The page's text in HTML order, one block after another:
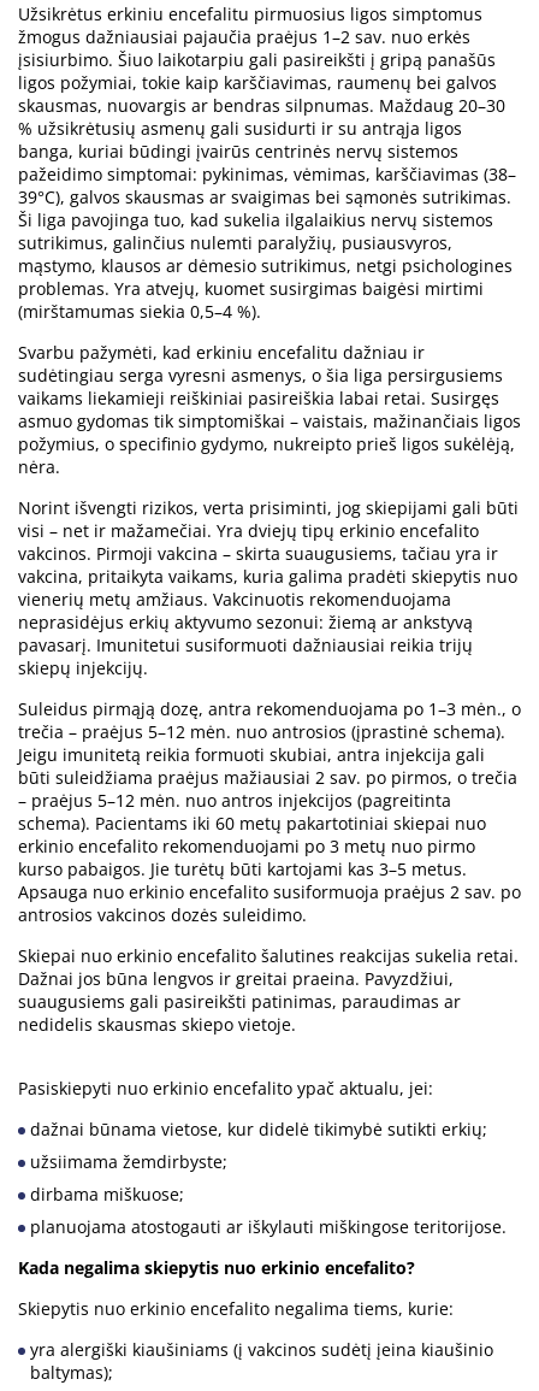
Užsikrėtus erkiniu encefalitu pirmuosius ligos simptomus
žmogus dažniausiai pajaučia praėjus 1–2 sav. nuo erkės
įsisiurbimo. Šiuo laikotarpiu gali pasireikšti į gripą panašūs
ligos požymiai, tokie kaip karščiavimas, raumenų bei galvos
skausmas, nuovargis ar bendras silpnumas. Maždaug 20–30
% užsikrėtusių asmenų gali susidurti ir su antrąja ligos
banga, kuriai būdingi įvairūs centrinės nervų sistemos
pažeidimo simptomai: pykinimas, vėmimas, karščiavimas (38–
39°C), galvos skausmas ar svaigimas bei sąmonės sutrikimas.
Ši liga pavojinga tuo, kad sukelia ilgalaikius nervų sistemos
sutrikimus, galinčius nulemti paralyžių, pusiausvyros,
mąstymo, klausos ar dėmesio sutrikimus, netgi psichologines
problemas. Yra atvejų, kuomet susirgimas baigėsi mirtimi
(mirštamumas siekia 0,5–4 %).
Svarbu pažymėti, kad erkiniu encefalitu dažniau ir
sudėtingiau serga vyresni asmenys, o šia liga persirgusiems
vaikams liekamieji reiškiniai pasireiškia labai retai. Susirgęs
asmuo gydomas tik simptomiškai – vaistais, mažinančiais ligos
požymius, o specifinio gydymo, nukreipto prieš ligos sukėlėją,
nėra.
Norint išvengti rizikos, verta prisiminti, jog skiepijami gali būti
visi – net ir mažamečiai. Yra dviejų tipų erkinio encefalito
vakcinos. Pirmoji vakcina – skirta suaugusiems, tačiau yra ir
vakcina, pritaikyta vaikams, kuria galima pradėti skiepytis nuo
vienerių metų amžiaus. Vakcinuotis rekomenduojama
neprasidėjus erkių aktyvumo sezonui: žiemą ar ankstyvą
pavasarį. Imunitetui susiformuoti dažniausiai reikia trijų
skiepų injekcijų.
Suleidus pirmąją dozę, antra rekomenduojama po 1–3 mėn., o
trečia – praėjus 5–12 mėn. nuo antrosios (įprastinė schema).
Jeigu imunitetą reikia formuoti skubiai, antra injekcija gali
būti suleidžiama praėjus mažiausiai 2 sav. po pirmos, o trečia
– praėjus 5–12 mėn. nuo antros injekcijos (pagreitinta
schema). Pacientams iki 60 metų pakartotiniai skiepai nuo
erkinio encefalito rekomenduojami po 3 metų nuo pirmo
kurso pabaigos. Jie turėtų būti kartojami kas 3–5 metus.
Apsauga nuo erkinio encefalito susiformuoja praėjus 2 sav. po
antrosios vakcinos dozės suleidimo.
Skiepai nuo erkinio encefalito šalutines reakcijas sukelia retai.
Dažnai jos būna lengvos ir greitai praeina. Pavyzdžiui,
suaugusiems gali pasireikšti patinimas, paraudimas ar
nedidelis skausmas skiepo vietoje.
Pasiskiepyti nuo erkinio encefalito ypač aktualu, jei:
dažnai būnama vietose, kur didelė tikimybė sutikti erkių;
užsiimama žemdirbyste;
dirbama miškuose;
planuojama atostogauti ar iškylauti miškingose teritorijose.
Kada negalima skiepytis nuo erkinio encefalito?
Skiepytis nuo erkinio encefalito negalima tiems, kurie:
yra alergiški kiaušiniams (į vakcinos sudėtį įeina kiaušinio
baltymas);